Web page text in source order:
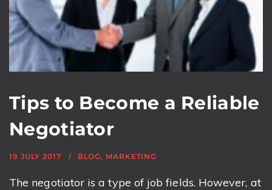
Tips to Become a Reliable
Negotiator
19 JULY 2017 BLOG, MARKETING
The negotiator is a type of job fields. However, at